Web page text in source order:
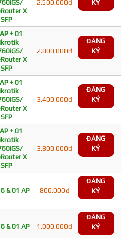
X
SFP
2.500.000đ KÝ
+ 01
X
SFP
2.800.000đ
ĐĂNG
KÝ
+ 01
X
SFP
3.400.000đ
ĐĂNG
KÝ
+ 01
X
SFP
3.800.000đ
ĐĂNG
KÝ
& 01 AP 800.000đ
ĐĂNG
KÝ
& 01 AP 1.000.000đ
ĐĂNG
KÝ